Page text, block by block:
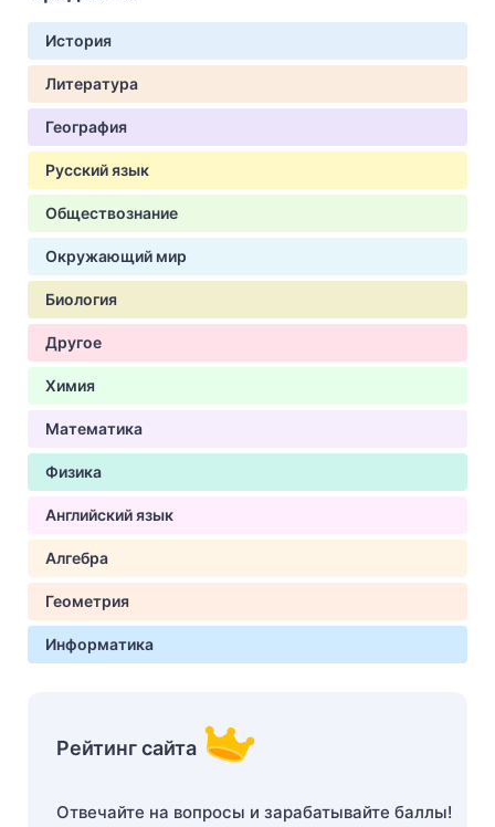
История
Литература
География
Русский язык
Обществознание
Окружающий мир
Биология
Другое
Химия
Математика
Физика
Английский язык
Алгебра
Геометрия
Информатика
Рейтинг сайта
Отвечайте на вопросы и зарабатывайте баллы!